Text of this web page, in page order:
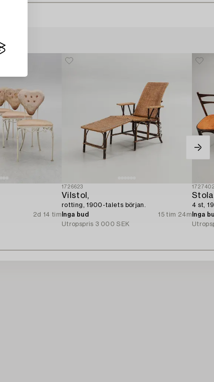
2d 14 tim
1726623
Vilstol,
rotting, 1900-talets början.
Inga bud
15 tim 24m
Utropspris 3 000 SEK
4 st,
Inga